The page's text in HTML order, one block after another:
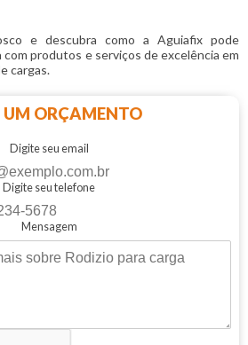
e descubra como a Aguiafix pode
produtos e serviços de excelência em
cargas.
UM ORÇAMENTO
Digite seu email
Digite seu telefone
Mensagem